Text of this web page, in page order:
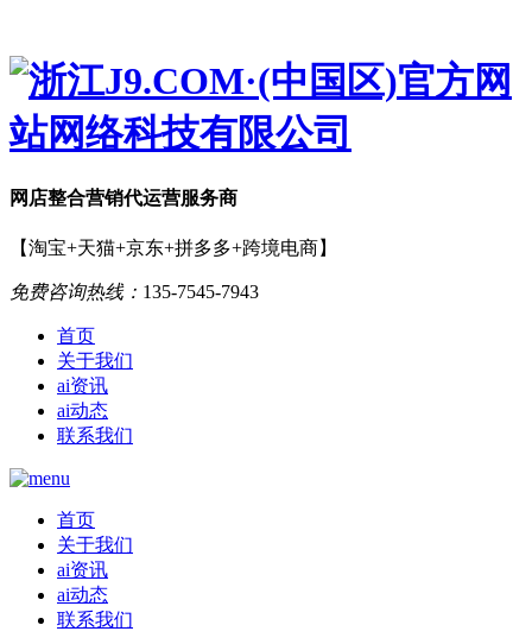
网店整合营销代运营服务商
【淘宝+天猫+京东+拼多多+跨境电商】
免费咨询热线： 135-7545-7943
首页
关于我们
ai资讯
ai动态
联系我们
首页
关于我们
ai资讯
ai动态
联系我们